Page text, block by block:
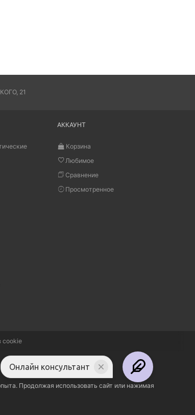
21
АККАУНТ
Корзина
Любимое
Сравнение
Просмотренное
cookie
Продолжая использовать сайт или нажимая
Онлайн консультант